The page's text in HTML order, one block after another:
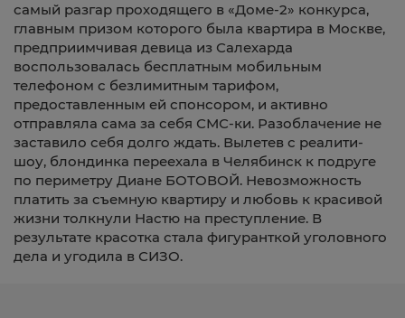
самый разгар проходящего в «Доме-2» конкурса,
главным призом которого была квартира в Москве,
предприимчивая девица из Салехарда
воспользовалась бесплатным мобильным
телефоном с безлимитным тарифом,
предоставленным ей спонсором, и активно
отправляла сама за себя СМС-ки. Разоблачение не
заставило себя долго ждать. Вылетев с реалити-
шоу, блондинка переехала в Челябинск к подруге
по периметру Диане БОТОВОЙ. Невозможность
платить за съемную квартиру и любовь к красивой
жизни толкнули Настю на преступление. В
результате красотка стала фигуранткой уголовного
дела и угодила в СИЗО.